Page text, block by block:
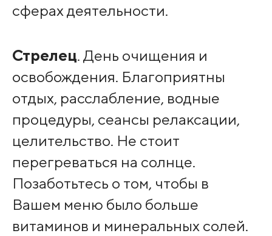
сферах деятельности.
Стрелец. День очищения и
освобождения. Благоприятны
отдых, расслабление, водные
процедуры, сеансы релаксации,
целительство. Не стоит
перегреваться на солнце.
Позаботьтесь о том, чтобы в
Вашем меню было больше
витаминов и минеральных солей.